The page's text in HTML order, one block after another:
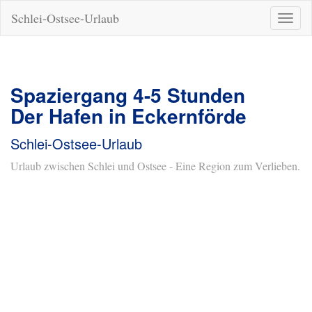
ein-/
Schlei-Ostsee-Urlaub
Spaziergang 4-5 Stunden
Der Hafen in Eckernförde
Schlei-Ostsee-Urlaub
Urlaub zwischen Schlei und Ostsee - Eine Region zum Verlieben.